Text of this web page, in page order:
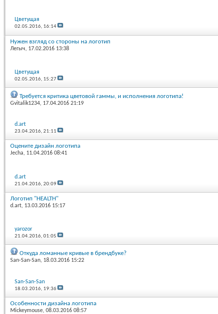
Цветущая
02.05.2016, 16:14
Нужен взгляд со стороны на логотип
Легыч, 17.02.2016 13:38
Цветущая
02.05.2016, 15:27
Требуется критика цветовой гаммы, и исполнения логотипа!
Gvitalik1234, 17.04.2016 21:19
d.art
23.04.2016,21:11
Оцените дизайн логотипа
Jecha, 11.04.2016 08:41
d.art
21.04.2016,20:09
Логотип "HEALTH"
d.art, 13.03.2016 15:17
yarozor
21.04.2016,01:05
Откуда ломанные кривые в брендбуке?
San-San-San, 18.03.2016 15:22
San-San-San
18.03.2016, 19:36
Особенности дизайна логотипа
Mickeymouse, 08.03.2016 08:57